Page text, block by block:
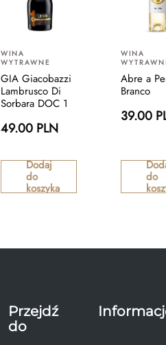
WINA
WYTRAWNE
GIA Giacobazzi
Lambrusco Di
Sorbara DOC 1
49.00 PLN
Dodaj
do
koszyka
WINA
Abre a
Branco
39.00
do
Przejdź
do